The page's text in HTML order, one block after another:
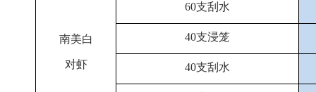
南美白
对虾
60支刮水
40支浸笼
40支刮水